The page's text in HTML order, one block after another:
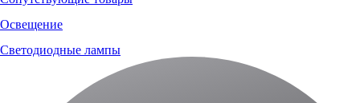
Освещение
Светодиодные лампы